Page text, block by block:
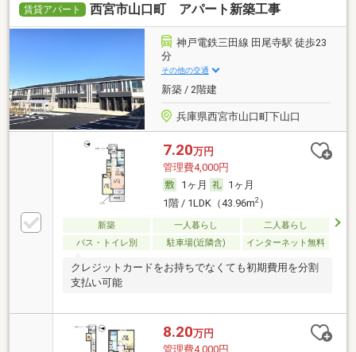
賃貸アパート 西宮市山口町 アパート新築工事
神戸電鉄三田線 田尾寺駅 徒歩23
分
その他の交通
新築 / 2階建
兵庫県西宮市山口町下山口
7.20万円
管理費4,000円
1ヶ月
1ヶ月
1階 / 1LDK（43.96m2）
新築 一人暮らし
二人暮らし
バス・トイレ別
駐車場(近隣含) インターネット無料
クレジットカードをお持ちでなくても初期費用を分割
支払い可能
8.20万円
管理費4,000円